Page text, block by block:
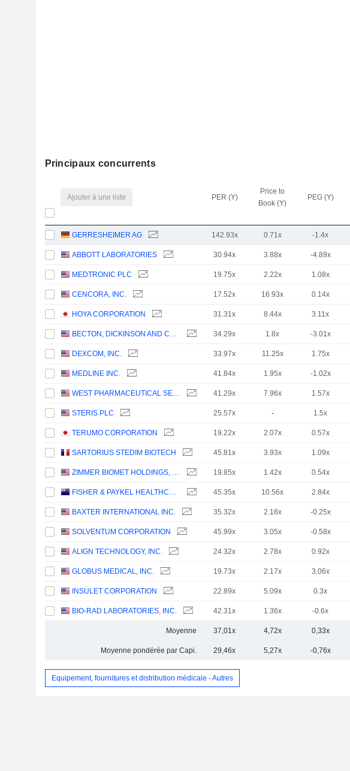
Principaux concurrents
Ajouter à une liste PER (Y)
Price to
Book (Y)
PEG (Y)
GERRESHEIMER AG 142.93x 0.71x -1.4x
ABBOTT LABORATORIES 30.94x 3.88x -4.89x
MEDTRONIC PLC 19.75x 2.22x 1.08x
CENCORA, INC. 17.52x 16.93x 0.14x
HOYA CORPORATION 31.31x 8.44x 3.11x
BECTON, DICKINSON AND COMPANY 34.29x 1.8x -3.01x
DEXCOM, INC. 33.97x 11.25x 1.75x
MEDLINE INC. 41.84x 1.95x -1.02x
WEST PHARMACEUTICAL SERVICES, INC. 41.29x 7.96x 1.57x
STERIS PLC 25.57x - 1.5x
TERUMO CORPORATION 19.22x 2.07x 0.57x
SARTORIUS STEDIM BIOTECH 45.81x 3.93x 1.09x
ZIMMER BIOMET HOLDINGS, INC. 19.85x 1.42x 0.54x
FISHER & PAYKEL HEALTHCARE CORPORATION LIMITED 45.35x 10.56x 2.84x
BAXTER INTERNATIONAL INC. 35.32x 2.18x -0.25x
SOLVENTUM CORPORATION 45.99x 3.05x -0.58x
ALIGN TECHNOLOGY, INC. 24.32x 2.78x 0.92x
GLOBUS MEDICAL, INC. 19.73x 2.17x 3.06x
INSULET CORPORATION 22.89x 5.09x 0.3x
BIO-RAD LABORATORIES, INC. 42.31x 1.36x -0.6x
Moyenne 37,01x 4,72x 0,33x
Moyenne pondérée par Capi. 29,46x 5,27x -0,76x
Equipement, fournitures et distribution médicale - Autres